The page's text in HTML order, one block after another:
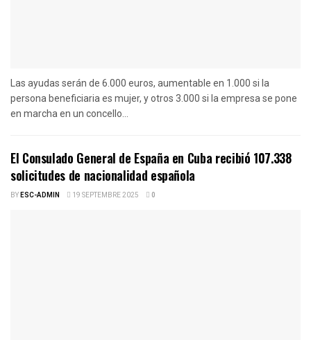
Las ayudas serán de 6.000 euros, aumentable en 1.000 si la
persona beneficiaria es mujer, y otros 3.000 si la empresa se pone
en marcha en un concello...
El Consulado General de España en Cuba recibió 107.338
solicitudes de nacionalidad española
BYESC-ADMIN 19 SEPTEMBRE 2025 0